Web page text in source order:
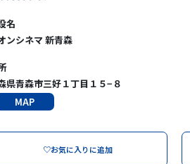
名
ンシネマ 新青森
県青森市三好１丁目１５−８
MAP
♡お気に入りに追加